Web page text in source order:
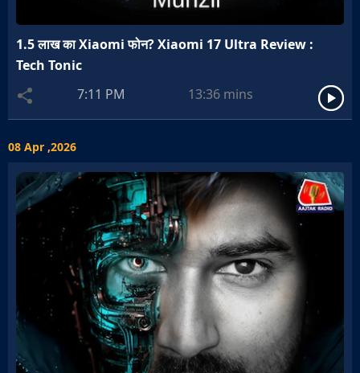
1.5 लाख का Xiaomi फोन? Xiaomi 17 Ultra Review :
Tech Tonic
7:11 PM
13:36 mins
08 Apr ,2026